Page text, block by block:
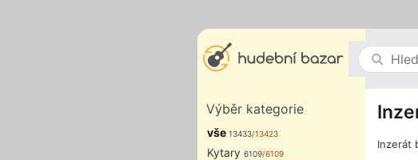
Výběr kategorie
vše 13433/13423
Kytary 6109/6109
Inzerát